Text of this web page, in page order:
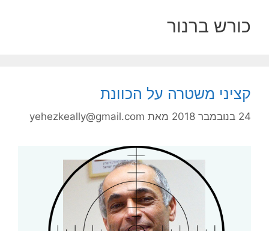
כורש ברנור
קציני משטרה על הכוונת
24 בנובמבר 2018 מאת yehezkeally@gmail.com